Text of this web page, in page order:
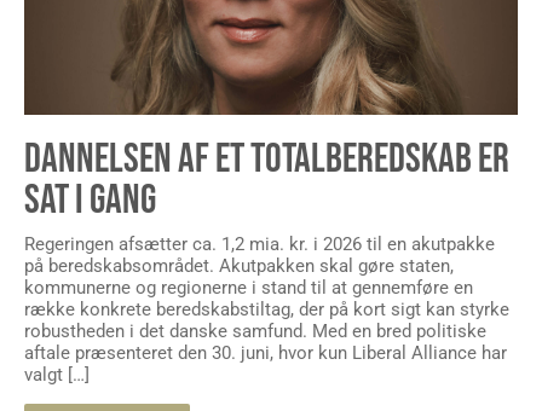
DANNELSEN AF ET TOTALBEREDSKAB ER
SAT I GANG
Regeringen afsætter ca. 1,2 mia. kr. i 2026 til en akutpakke
på beredskabsområdet. Akutpakken skal gøre staten,
kommunerne og regionerne i stand til at gennemføre en
række konkrete beredskabstiltag, der på kort sigt kan styrke
robustheden i det danske samfund. Med en bred politiske
aftale præsenteret den 30. juni, hvor kun Liberal Alliance har
valgt […]